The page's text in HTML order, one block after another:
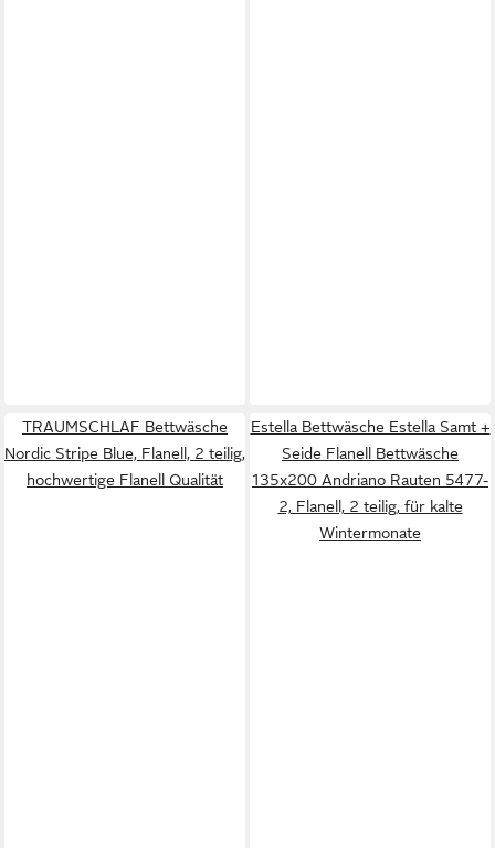
TRAUMSCHLAF Bettwäsche
Nordic Stripe Blue, Flanell, 2 teilig,
hochwertige Flanell Qualität
Estella Bettwäsche Estella Samt +
Seide Flanell Bettwäsche
135x200 Andriano Rauten 5477-
2, Flanell, 2 teilig, für kalte
Wintermonate